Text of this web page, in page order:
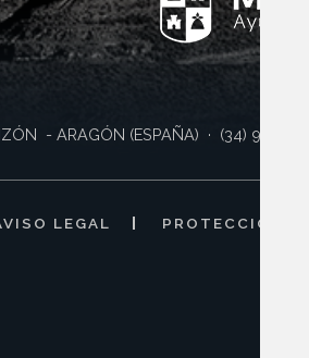
- ARAGÓN (ESPAÑA) · (34) 974
LEGAL PROTECCIÓN